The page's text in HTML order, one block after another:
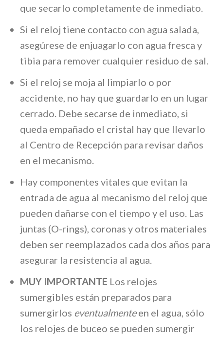
que secarlo completamente de inmediato.
Si el reloj tiene contacto con agua salada,
asegúrese de enjuagarlo con agua fresca y
tibia para remover cualquier residuo de sal.
Si el reloj se moja al limpiarlo o por
accidente, no hay que guardarlo en un lugar
cerrado. Debe secarse de inmediato, si
queda empañado el cristal hay que llevarlo
al Centro de Recepción para revisar daños
en el mecanismo.
Hay componentes vitales que evitan la
entrada de agua al mecanismo del reloj que
pueden dañarse con el tiempo y el uso. Las
juntas (O-rings), coronas y otros materiales
deben ser reemplazados cada dos años para
asegurar la resistencia al agua.
MUY IMPORTANTE Los relojes
sumergibles están preparados para
sumergirlos eventualmenteen el agua, sólo
los relojes de buceo se pueden sumergir